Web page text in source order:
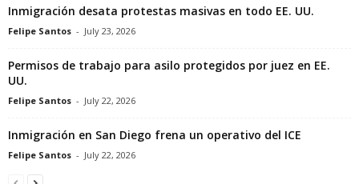
Inmigración desata protestas masivas en todo EE. UU.
Felipe Santos - July 23, 2026
Permisos de trabajo para asilo protegidos por juez en EE.
UU.
Felipe Santos - July 22, 2026
Inmigración en San Diego frena un operativo del ICE
Felipe Santos - July 22, 2026